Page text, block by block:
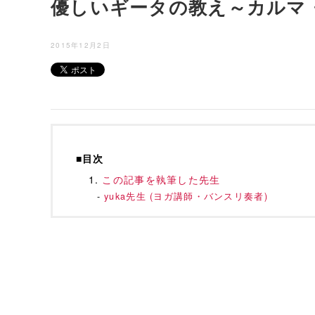
優しいギータの教え～カルマ
2015年12月2日
■目次
この記事を執筆した先生
yuka先生 (ヨガ講師・バンスリ奏者)